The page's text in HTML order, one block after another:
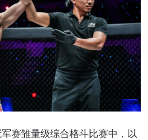
赛雏量级综合格斗比赛中，以